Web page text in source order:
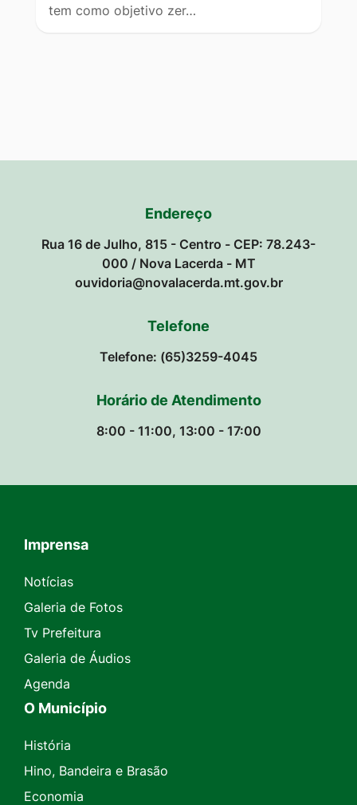
tem como objetivo zer…
Endereço
Rua 16 de Julho, 815 - Centro - CEP: 78.243-
000 / Nova Lacerda - MT
ouvidoria@novalacerda.mt.gov.br
Telefone
Telefone: (65)3259-4045
Horário de Atendimento
8:00 - 11:00, 13:00 - 17:00
Seção do Rodapé e Contato
Imprensa
Notícias
Galeria de Fotos
Tv Prefeitura
Galeria de Áudios
Agenda
O Município
História
Hino, Bandeira e Brasão
Economia